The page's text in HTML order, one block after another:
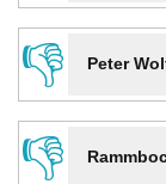
👎
Peter
👎